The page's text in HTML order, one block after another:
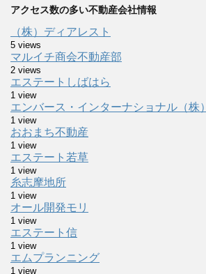
アクセス数の多い不動産会社情報
（株）ディアレスト
5 views
マルイチ商会不動産部
2 views
エステートしばはら
1 view
エンバース・インターナショナル（株）
1 view
おおまち不動産
1 view
エステート若草
1 view
糸志摩地所
1 view
オール開発モリ
1 view
エステート信
1 view
エムプランニング
1 view